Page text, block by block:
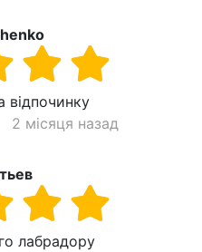
відпочинку
2 місяця назад
лабрадору